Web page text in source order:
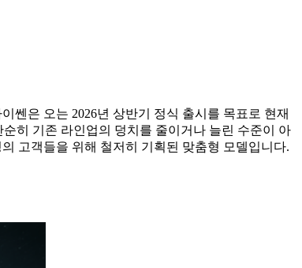
쎈은 오는 2026년 상반기 정식 출시를 목표로 현재
히 기존 라인업의 덩치를 줄이거나 늘린 수준이 아
고객들을 위해 철저히 기획된 맞춤형 모델입니다.